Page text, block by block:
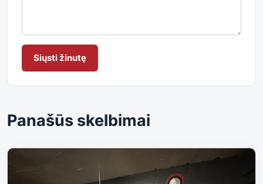
Siųsti žinutę
Panašūs skelbimai